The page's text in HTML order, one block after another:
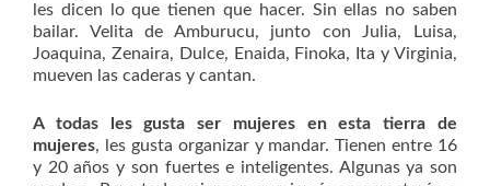
les dicen lo que tienen que hacer. Sin ellas no saben
bailar. Velita de Amburucu, junto con Julia, Luisa,
Joaquina, Zenaira, Dulce, Enaida, Finoka, Ita y Virginia,
mueven las caderas y cantan.
A todas les gusta ser mujeres en esta tierra de
mujeres, les gusta organizar y mandar. Tienen entre 16
y 20 años y son fuertes e inteligentes. Algunas ya son